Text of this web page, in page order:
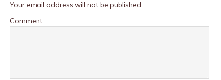
Your email address will not be published.
Comment